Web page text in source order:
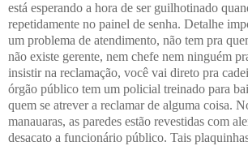
está esperando a hora de ser guilhotinado
repetidamente no painel de senha. Detalhe
um problema de atendimento, não tem pra
não existe gerente, nem chefe nem ninguém
insistir na reclamação, você vai direto pra
órgão público tem um policial treinado para
quem se atrever a reclamar de alguma coisa.
manauaras, as paredes estão revestidas com
desacato a funcionário público. Tais